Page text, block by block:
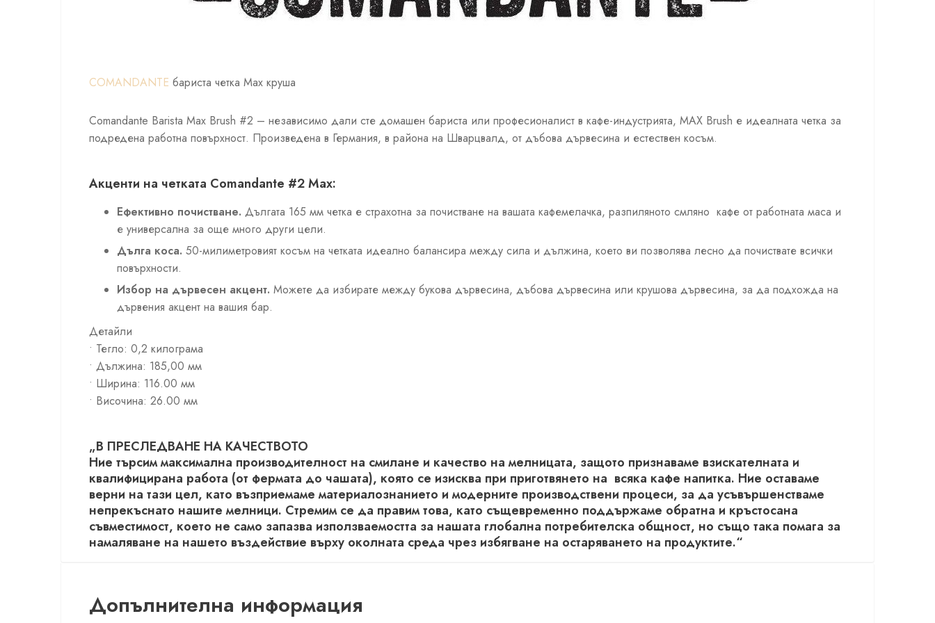
COMANDANTE бариста четка Max круша
Comandante Barista Мax Brush #2 – независимо дали сте домашен бариста или професионалист в кафе-индустрията, MAX Brush е идеалната четка за
подредена работна повърхност. Произведена в Германия, в района на Шварцвалд, от дъбова дървесина и естествен косъм.
Акценти на четката Comandante #2 Max:
Ефективно почистване. Дългата 165 мм четка е страхотна за почистване на вашата кафемелачка, разпиляното смляно кафе от работната маса и
е универсална за още много други цели.
Дълга коса. 50-милиметровият косъм на четката идеално балансира между сила и дължина, което ви позволява лесно да почиствате всички
повърхности.
Избор на дървесен акцент. Можете да избирате между букова дървесина, дъбова дървесина или крушова дървесина, за да подхожда на
дървения акцент на вашия бар.
Детайли
• Тегло: 0,2 килограма
• Дължина: 185,00 мм
• Ширина: 116.00 мм
• Височина: 26.00 мм
„В ПРЕСЛЕДВАНЕ НА КАЧЕСТВОТО
Ние търсим максимална производителност на смилане и качество на мелницата, защото признаваме взискателната и
квалифицирана работа (от фермата до чашата), която се изисква при приготвянето на всяка кафе напитка. Ние оставаме
верни на тази цел, като възприемаме материалознанието и модерните производствени процеси, за да усъвършенстваме
непрекъснато нашите мелници. Стремим се да правим това, като същевременно поддържаме обратна и кръстосана
съвместимост, което не само запазва използваемостта за нашата глобална потребителска общност, но също така помага за
намаляване на нашето въздействие върху околната среда чрез избягване на остаряването на продуктите.“
Допълнителна информация